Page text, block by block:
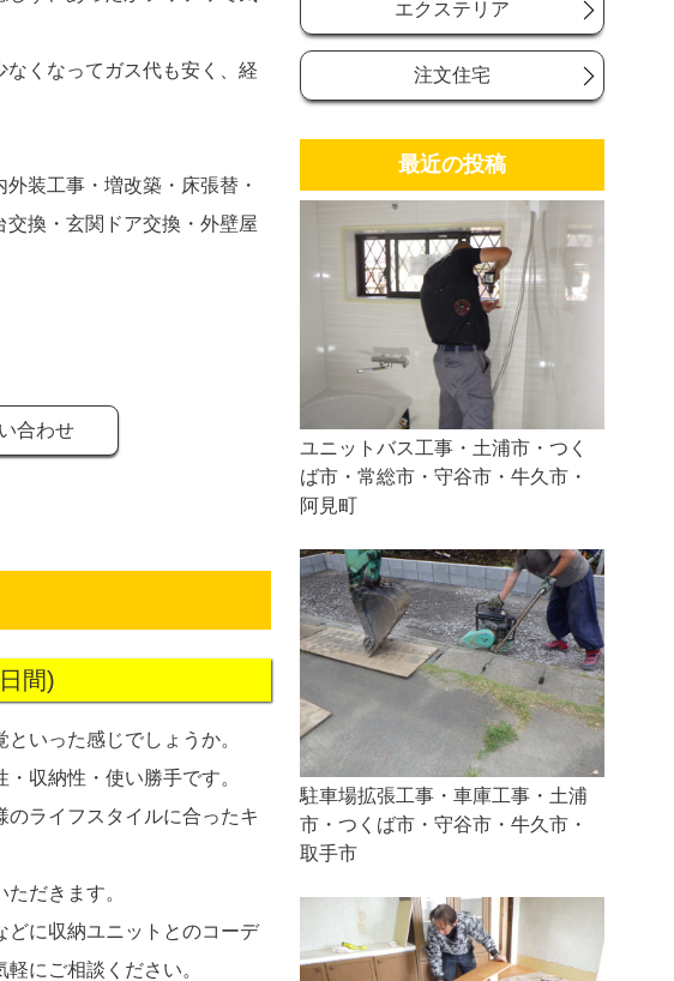
くなってガス代も安く、経
装工事・増改築・床張替・
換・玄関ドア交換・外壁屋
合わせ
間)
いった感じでしょうか。
収納性・使い勝手です。
ライフスタイルに合ったキ
だきます。
どに収納ユニットとのコーデ
にご相談ください。
エクステリア
注文住宅
最近の投稿
ユニットバス工事・土浦市・つく
ば市・常総市・守谷市・牛久市・
阿見町
駐車場拡張工事・車庫工事・土浦
市・つくば市・守谷市・牛久市・
取手市